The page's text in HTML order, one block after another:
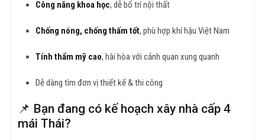
Công năng khoa học, dễ bố trí nội thất
Chống nóng, chống thấm tốt, phù hợp khí hậu Việt Nam
Tính thẩm mỹ cao, hài hòa với cảnh quan xung quanh
Dễ dàng tìm đơn vị thiết kế & thi công
📌 Bạn đang có kế hoạch xây nhà cấp 4
mái Thái?